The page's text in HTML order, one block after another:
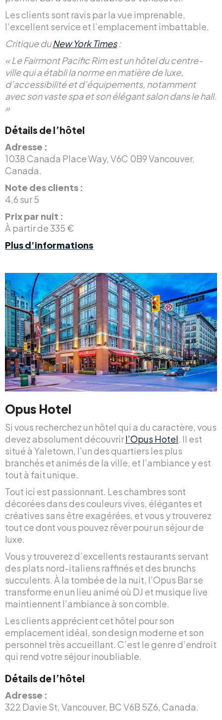
Les clients sont ravis par la vue imprenable,
l’excellent service et l’emplacement imbattable.
Critique duNew York Times:
« Le Fairmont Pacific Rim est un hôtel du centre-
ville qui a établi la norme en matière de luxe,
d’accessibilité et d’équipements, notamment
avec son vaste spa et son élégant salon dans le hall.
»
Détails de l’hôtel
Adresse :
1038 Canada Place Way, V6C 0B9 Vancouver,
Canada.
Note des clients :
4,6 sur 5
Prix par nuit :
À partir de 335 €
Plus d’informations
Opus Hotel
Si vous recherchez un hôtel qui a du caractère, vous
devez absolument découvrirl’Opus Hotel. Il est
situé à Yaletown, l’un des quartiers les plus
branchés et animés de la ville, et l’ambiance y est
tout à fait unique.
Tout ici est passionnant. Les chambres sont
décorées dans des couleurs vives, élégantes et
créatives sans être exagérées, et vous y trouverez
tout ce dont vous pouvez rêver pour un séjour de
luxe.
Vous y trouverez d’excellents restaurants servant
des plats nord-italiens raffinés et des brunchs
succulents. À la tombée de la nuit, l’Opus Bar se
transforme en un lieu animé où DJ et musique live
maintiennent l’ambiance à son comble.
Les clients apprécient cet hôtel pour son
emplacement idéal, son design moderne et son
personnel très accueillant. C’est le genre d’endroit
qui rend votre séjour inoubliable.
Détails de l’hôtel
Adresse :
322 Davie St, Vancouver, BC V6B 5Z6, Canada.